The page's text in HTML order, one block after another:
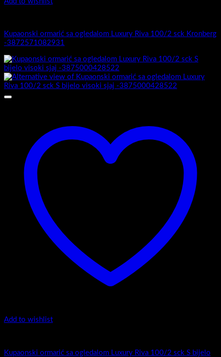
Kupaonski ormarić sa ogledalom Luxury Riva 100/2 sck Kronberg
-3872571082931
Add to wishlist
Kupaonski ormarić sa ogledalom Luxury Riva 100/2 sck S bijelo